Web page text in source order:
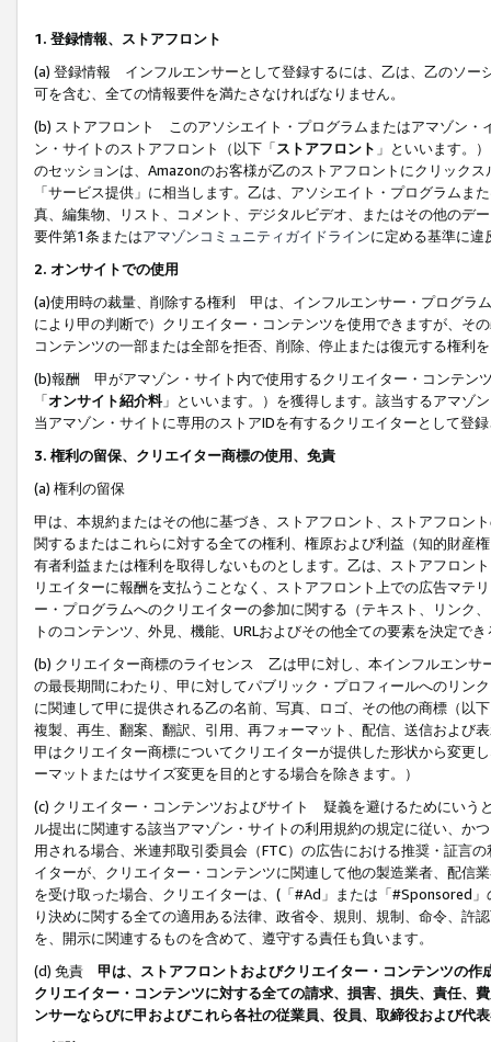
1. 登録情報、ストアフロント
(a) 登録情報 インフルエンサーとして登録するには、乙は、乙のソー
可を含む、全ての情報要件を満たさなければなりません。
(b) ストアフロント このアソシエイト・プログラムまたはアマゾン・
ン・サイトのストアフロント（以下「ストアフロント 」といいます。
のセッションは、Amazonのお客様が乙のストアフロントにクリック
「サービス提供」に相当します。乙は、アソシエイト・プログラム
真、編集物、リスト、コメント、デジタルビデオ、またはその他のデ
要件第1条またはアマゾンコミュニティガイドラインに定める基準に違
2. オンサイトでの使用
(a)使用時の裁量、削除する権利 甲は、インフルエンサー・プログラ
により甲の判断で）クリエイター・コンテンツを使用できますが、そ
コンテンツの一部または全部を拒否、削除、停止または復元する権利
(b)報酬 甲がアマゾン・サイト内で使用するクリエイター・コンテン
「オンサイト紹介料」といいます。）を獲得します。該当するアマゾ
当アマゾン・サイトに専用のストアIDを有するクリエイターとして登
3. 権利の留保、クリエイター商標の使用、免責
(a) 権利の留保
甲は、本規約またはその他に基づき、ストアフロント、ストアフロン
関するまたはこれらに対する全ての権利、権原および利益（知的財産
有者利益または権利を取得しないものとします。乙は、ストアフロン
リエイターに報酬を支払うことなく、ストアフロント上での広告マテ
ー・プログラムへのクリエイターの参加に関する（テキスト、リンク
トのコンテンツ、外見、機能、URLおよびその他全ての要素を決定で
(b) クリエイター商標のライセンス 乙は甲に対し、本インフルエンサ
の最長期間にわたり、甲に対してパブリック・プロフィールへのリン
に関連して甲に提供される乙の名前、写真、ロゴ、その他の商標（以
複製、再生、翻案、翻訳、引用、再フォーマット、配信、送信および
甲はクリエイター商標についてクリエイターが提供した形状から変更
ーマットまたはサイズ変更を目的とする場合を除きます。）
(c) クリエイター・コンテンツおよびサイト 疑義を避けるためにいう
ル提出に関連する該当アマゾン・サイトの利用規約の規定に従い、か
用される場合、米連邦取引委員会（FTC）の広告における推奨・証言
イターが、クリエイター・コンテンツに関連して他の製造業者、配信
を受け取った場合、クリエイターは、(「#Ad」または「#Sponsored
り決めに関する全ての適用ある法律、政省令、規則、規制、命令、許
を、開示に関連するものを含めて、遵守する責任も負います。
(d) 免責 甲は、ストアフロントおよびクリエイター・コンテンツの
クリエイター・コンテンツに対する全ての請求、損害、損失、責任、
ンサーならびに甲およびこれら各社の従業員、役員、取締役および代